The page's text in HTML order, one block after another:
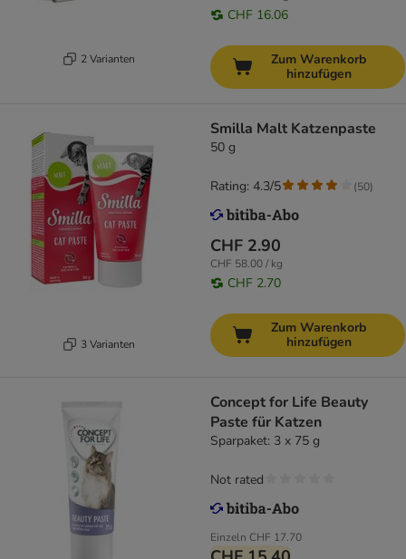
2 Varianten
CHF 16.06
Zum Warenkorb
hinzufügen
3 Varianten
Smilla Malt Katzenpaste
50 g
CHF 2.90
CHF 58.00 / kg
CHF 2.70
Rating: 4.3/5 (50)
Zum Warenkorb
hinzufügen
Concept for Life Beauty
Paste für Katzen
Sparpaket: 3 x 75 g
Einzeln CHF 17.70
Not rated